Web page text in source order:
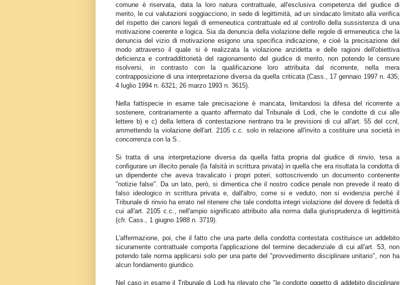
comune è riservata, data la loro natura contrattuale, all'esclusiva competenza del giudice di
merito, le cui valutazioni soggiacciono, in sede di legittimità, ad un sindacato limitato alla verifica
del rispetto dei canoni legali di ermeneutica contrattuale ed al controllo della sussistenza di una
motivazione coerente e logica. Sia da denuncia della violazione delle regole di ermeneutica che la
denuncia del vizio di motivazione esigono una specifica indicazione, e cioé la precisazione del
modo attraverso il quale si è realizzata la violazione anzidetta e delle ragioni dell'obiettiva
deficienza e contraddittorietà del ragionamento del giudice di merito, non potendo le censure
risolversi, in contrasto con la qualificazione loro attribuita dal ricorrente, nella mera
contrapposizione di una interpretazione diversa da quella criticata (Cass., 17 gennaio 1997 n. 435;
4 luglio 1994 n. 6321; 26 marzo 1993 n. 3615).
Nella fattispecie in esame tale precisazione è mancata, limitandosi la difesa del ricorrente a
sostenere, contrariamente a quanto affermato dal Tribunale di Lodi, che le condotte di cui alle
lettere b) e c) della lettera di contestazione rientrano tra le previsioni di cui all'art. 55 del ccnl,
ammettendo la violazione dell'art. 2105 c.c. solo in relazione all'invito a costituire una società in
concorrenza con la S..
Si tratta di una interpretazione diversa da quella fatta propria dal giudice di rinvio, tesa a
configurare un illecito penale (la falsità in scrittura privata) in quella che era risultata la condotta di
un dipendente che aveva travalicato i propri poteri, sottoscrivendo un documento contenente
"notizie false". Da un lato, però, si dimentica che il nostro codice penale non prevede il reato di
falso ideologico in scrittura privata e, dall'altro, come si e veduto, non si evidenzia perché il
Tribunale di rinvio ha errato nel ritenere che tale condotta integri violazione del dovere di fedeltà di
cui all'art. 2105 c.c., nell'ampio significato attribuito alla norma dalla giurisprudenza di legittimità
(cfr. Cass., 1 giugno 1988 n. 3719).
L'affermazione, poi, che il fatto che una parte della condotta contestata costituisce un addebito
sicuramente contrattuale comporta l'applicazione del termine decadenziale di cui all'art. 53, non
potendo tale norma applicarsi solo per una parte del "provvedimento disciplinare unitario", non ha
alcun fondamento giuridico.
Nel caso in esame il Tribunale di Lodi ha rilevato che "le condotte oggetto di addebito disciplinare